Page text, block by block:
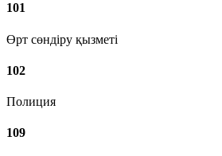
101
Өрт сөндіру қызметі
102
Полиция
109